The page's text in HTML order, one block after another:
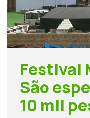
Festival
São
10 mil